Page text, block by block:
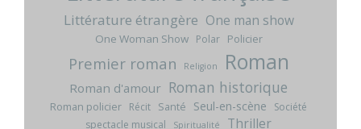
Littérature étrangère One man show
One Woman Show Polar Policier
Premier roman Religion Roman
Roman d'amour Roman historique
Roman policier Récit Santé Seul-en-scène
Société
spectacle musical
Spiritualité Thriller